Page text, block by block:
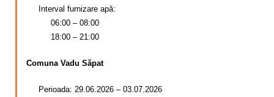
Interval furnizare apă:
06:00 – 08:00
18:00 – 21:00
Comuna Vadu Săpat
Perioada: 29.06.2026 – 03.07.2026